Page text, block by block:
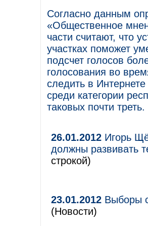
Согласно данным
«Общественное
части считают, что
участках поможет
подсчет голосов
голосования во
следить в
среди категории
таковых почти треть.
26.01.2012 Игорь
должны развивать
строкой)
23.01.2012 Выборы
(Новости)